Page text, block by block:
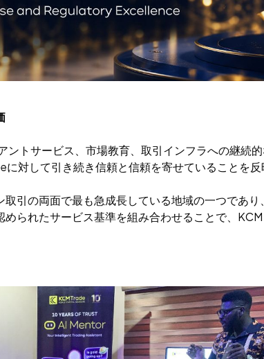
ントサービス、市場教育、取引インフラへの継続
対して引き続き信頼と信頼を寄せていることを
引の両面で最も急成長している地域の一つであ
られたサービス基準を組み合わせることで、